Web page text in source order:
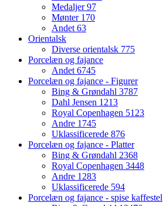
Medaljer97
Mønter 170
Andet63
Orientalsk
Diverse orientalsk 775
Porcelæn og fajance
Andet6745
Porcelæn og fajance - Figurer
Bing & Grøndahl 3787
Dahl Jensen 1213
Royal Copenhagen 5123
Andre 1745
Uklassificerede 876
Porcelæn og fajance - Platter
Bing & Grøndahl 2368
Royal Copenhagen 3448
Andre 1283
Uklassificerede 594
Porcelæn og fajance - spise kaffestel